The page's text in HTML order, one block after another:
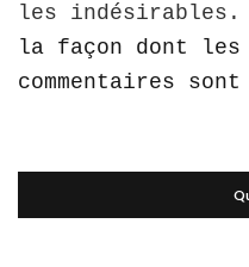
les indésirables.
la façon dont les
commentaires